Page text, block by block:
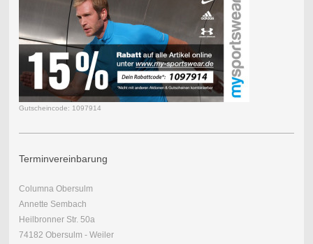
Gutscheincode: 1097914
Terminvereinbarung
Columna Obersulm
Annette Sembach
Heilbronner Str. 50a
74182 Obersulm - Weiler